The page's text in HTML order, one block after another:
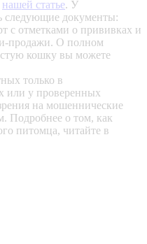
нашей статье. У
следующие документы:
с отметками о прививках и
продажи. О полном
кошку вы можете
только в
или у проверенных
на мошеннические
Подробнее о том, как
питомца, читайте в